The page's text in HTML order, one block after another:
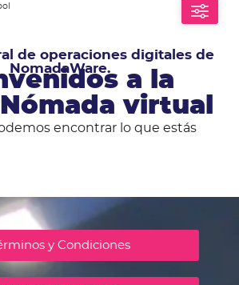
de operaciones digitales de
NomadaWare.
a la
virtual
encontrar lo que estás
y Condiciones